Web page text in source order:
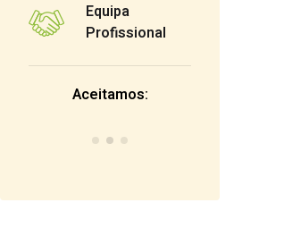
Equipa
Profissional
Aceitamos: